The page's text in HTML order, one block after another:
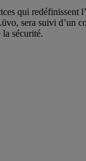
qui redéfinissent
sera suivi d’un
sécurité.